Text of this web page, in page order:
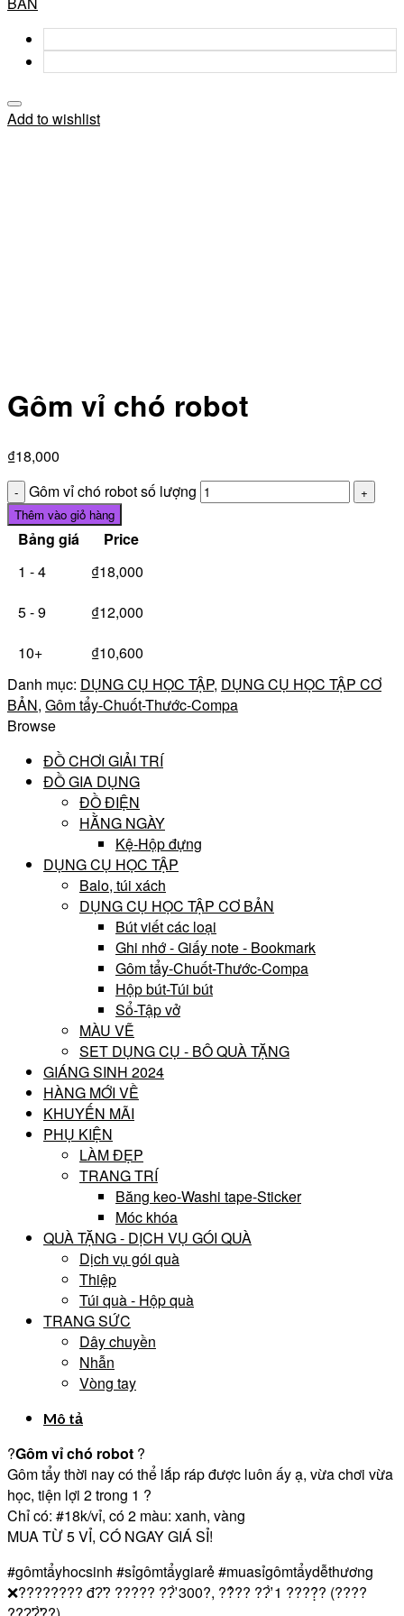
Add to wishlist
Gôm vỉ chó robot
₫18,000
Gôm vỉ chó robot số lượng
Thêm vào giỏ hàng
Bảng giá
Price
1 - 4
₫18,000
5 - 9
₫12,000
10+
₫10,600
Danh mục: DỤNG CỤ HỌC TẬP, DỤNG CỤ HỌC TẬP CƠ
BẢN, Gôm tẩy-Chuốt-Thước-Compa
Browse
ĐỒ CHƠI GIẢI TRÍ
ĐỒ GIA DỤNG
ĐỒ ĐIỆN
HẰNG NGÀY
Kệ-Hộp đựng
DỤNG CỤ HỌC TẬP
Balo, túi xách
DỤNG CỤ HỌC TẬP CƠ BẢN
Bút viết các loại
Ghi nhớ - Giấy note - Bookmark
Gôm tẩy-Chuốt-Thước-Compa
Hộp bút-Túi bút
Sổ-Tập vở
MÀU VẼ
SET DỤNG CỤ - BÔ QUÀ TẶNG
GIÁNG SINH 2024
HÀNG MỚI VỀ
KHUYẾN MÃI
PHỤ KIỆN
LÀM ĐẸP
TRANG TRÍ
Băng keo-Washi tape-Sticker
Móc khóa
QUÀ TẶNG - DỊCH VỤ GÓI QUÀ
Dịch vụ gói quà
Thiệp
Túi quà - Hộp quà
TRANG SỨC
Dây chuyền
Nhẫn
Vòng tay
Mô tả
?Gôm vỉ chó robot ?
Gôm tẩy thời nay có thể lắp ráp được luôn ấy ạ, vừa chơi vừa
học, tiện lợi 2 trong 1 ?
Chỉ có: #18k/vỉ, có 2 màu: xanh, vàng
MUA TỪ 5 VỈ, CÓ NGAY GIÁ SỈ!
#gômtẩyhocsinh #sỉgômtẩygiarẻ#muasỉgômtẩydễthương
❌???????? đ?̛? ????? ??̛̀ 300?, ??̉?? ??̛̀ 1 ????̣̂? (????